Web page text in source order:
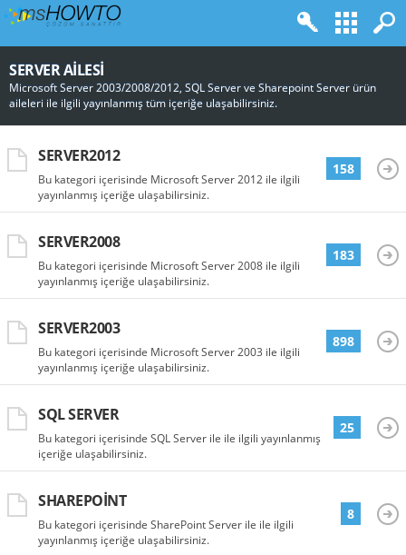
SERVER AILESI
Microsoft Server 2003/2008/2012, SQL Server ve Sharepoint Server ürün
aileleri ile ilgili yayınlanmış tüm içeriğe ulaşabilirsiniz.
SERVER2012
Bu kategori içerisinde Microsoft Server 2012 ile ilgili
yayınlanmış içeriğe ulaşabilirsiniz.
158
SERVER2008
Bu kategori içerisinde Microsoft Server 2008 ile ilgili
yayınlanmış içeriğe ulaşabilirsiniz.
183
SERVER2003
Bu kategori içerisinde Microsoft Server 2003 ile ilgili
yayınlanmış içeriğe ulaşabilirsiniz.
898
SQL SERVER
Bu kategori içerisinde SQL Server ile ile ilgili yayınlanmış
içeriğe ulaşabilirsiniz.
25
SHAREPOINT
Bu kategori içerisinde SharePoint Server ile ile ilgili
yayınlanmış içeriğe ulaşabilirsiniz.
8